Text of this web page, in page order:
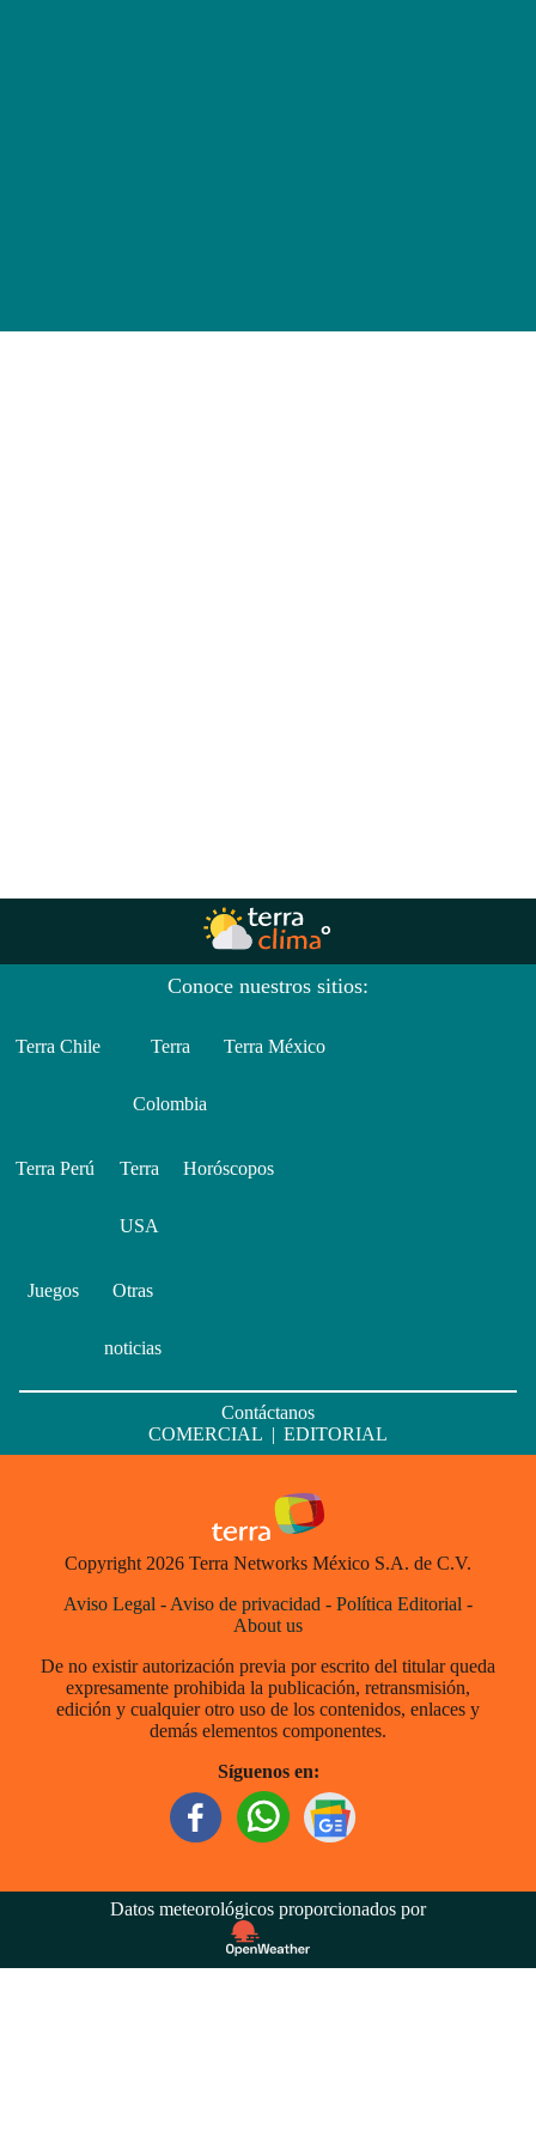
Conoce nuestros sitios:
Terra Chile Terra
Colombia
Terra México
Terra Perú Terra
USA
Horóscopos
Juegos Otras
noticias
Contáctanos
COMERCIAL | EDITORIAL
Copyright 2026 Terra Networks México S.A. de C.V.
Aviso Legal - Aviso de privacidad - Política Editorial -
About us
De no existir autorización previa por escrito del titular queda
expresamente prohibida la publicación, retransmisión,
edición y cualquier otro uso de los contenidos, enlaces y
demás elementos componentes.
Síguenos en:
Datos meteorológicos proporcionados por